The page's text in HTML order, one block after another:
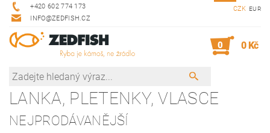
+420 602 774 173
INFO@ZEDFISH.CZ
CZK EUR
0 0 Kč
LANKA, PLETENKY, VLASCE
NEJPRODÁVANĚJŠÍ